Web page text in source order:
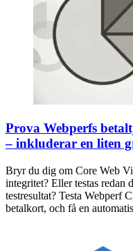
Prova Webperfs
– inkluderar en liten
Bryr du dig om Core Web
integritet? Eller testas redan
testresultat? Testa Webperf
betalkort, och få en